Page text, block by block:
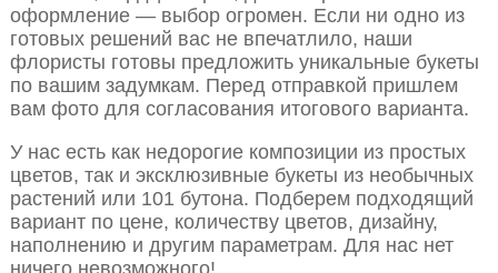
оформление — выбор огромен. Если ни одно из
готовых решений вас не впечатлило, наши
флористы готовы предложить уникальные букеты
по вашим задумкам. Перед отправкой пришлем
вам фото для согласования итогового варианта.
У нас есть как недорогие композиции из простых
цветов, так и эксклюзивные букеты из необычных
растений или 101 бутона. Подберем подходящий
вариант по цене, количеству цветов, дизайну,
наполнению и другим параметрам. Для нас нет
ничего невозможного!